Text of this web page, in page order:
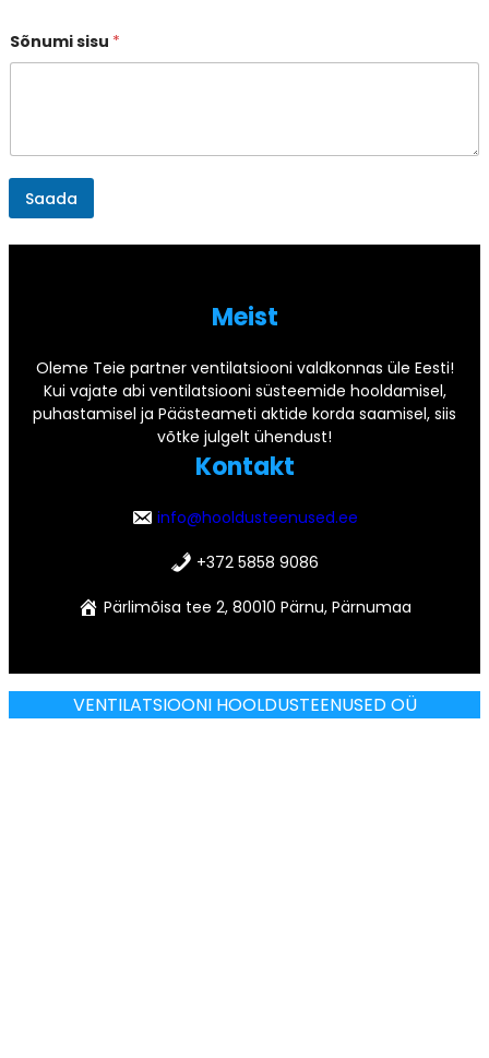
Sõnumi sisu *
Saada
Meist
Oleme Teie partner ventilatsiooni valdkonnas üle Eesti!
Kui vajate abi ventilatsiooni süsteemide hooldamisel,
puhastamisel ja Päästeameti aktide korda saamisel, siis
võtke julgelt ühendust!
Kontakt
info@hooldusteenused.ee
+372 5858 9086
Pärlimõisa tee 2, 80010 Pärnu, Pärnumaa
VENTILATSIOONI HOOLDUSTEENUSED OÜ